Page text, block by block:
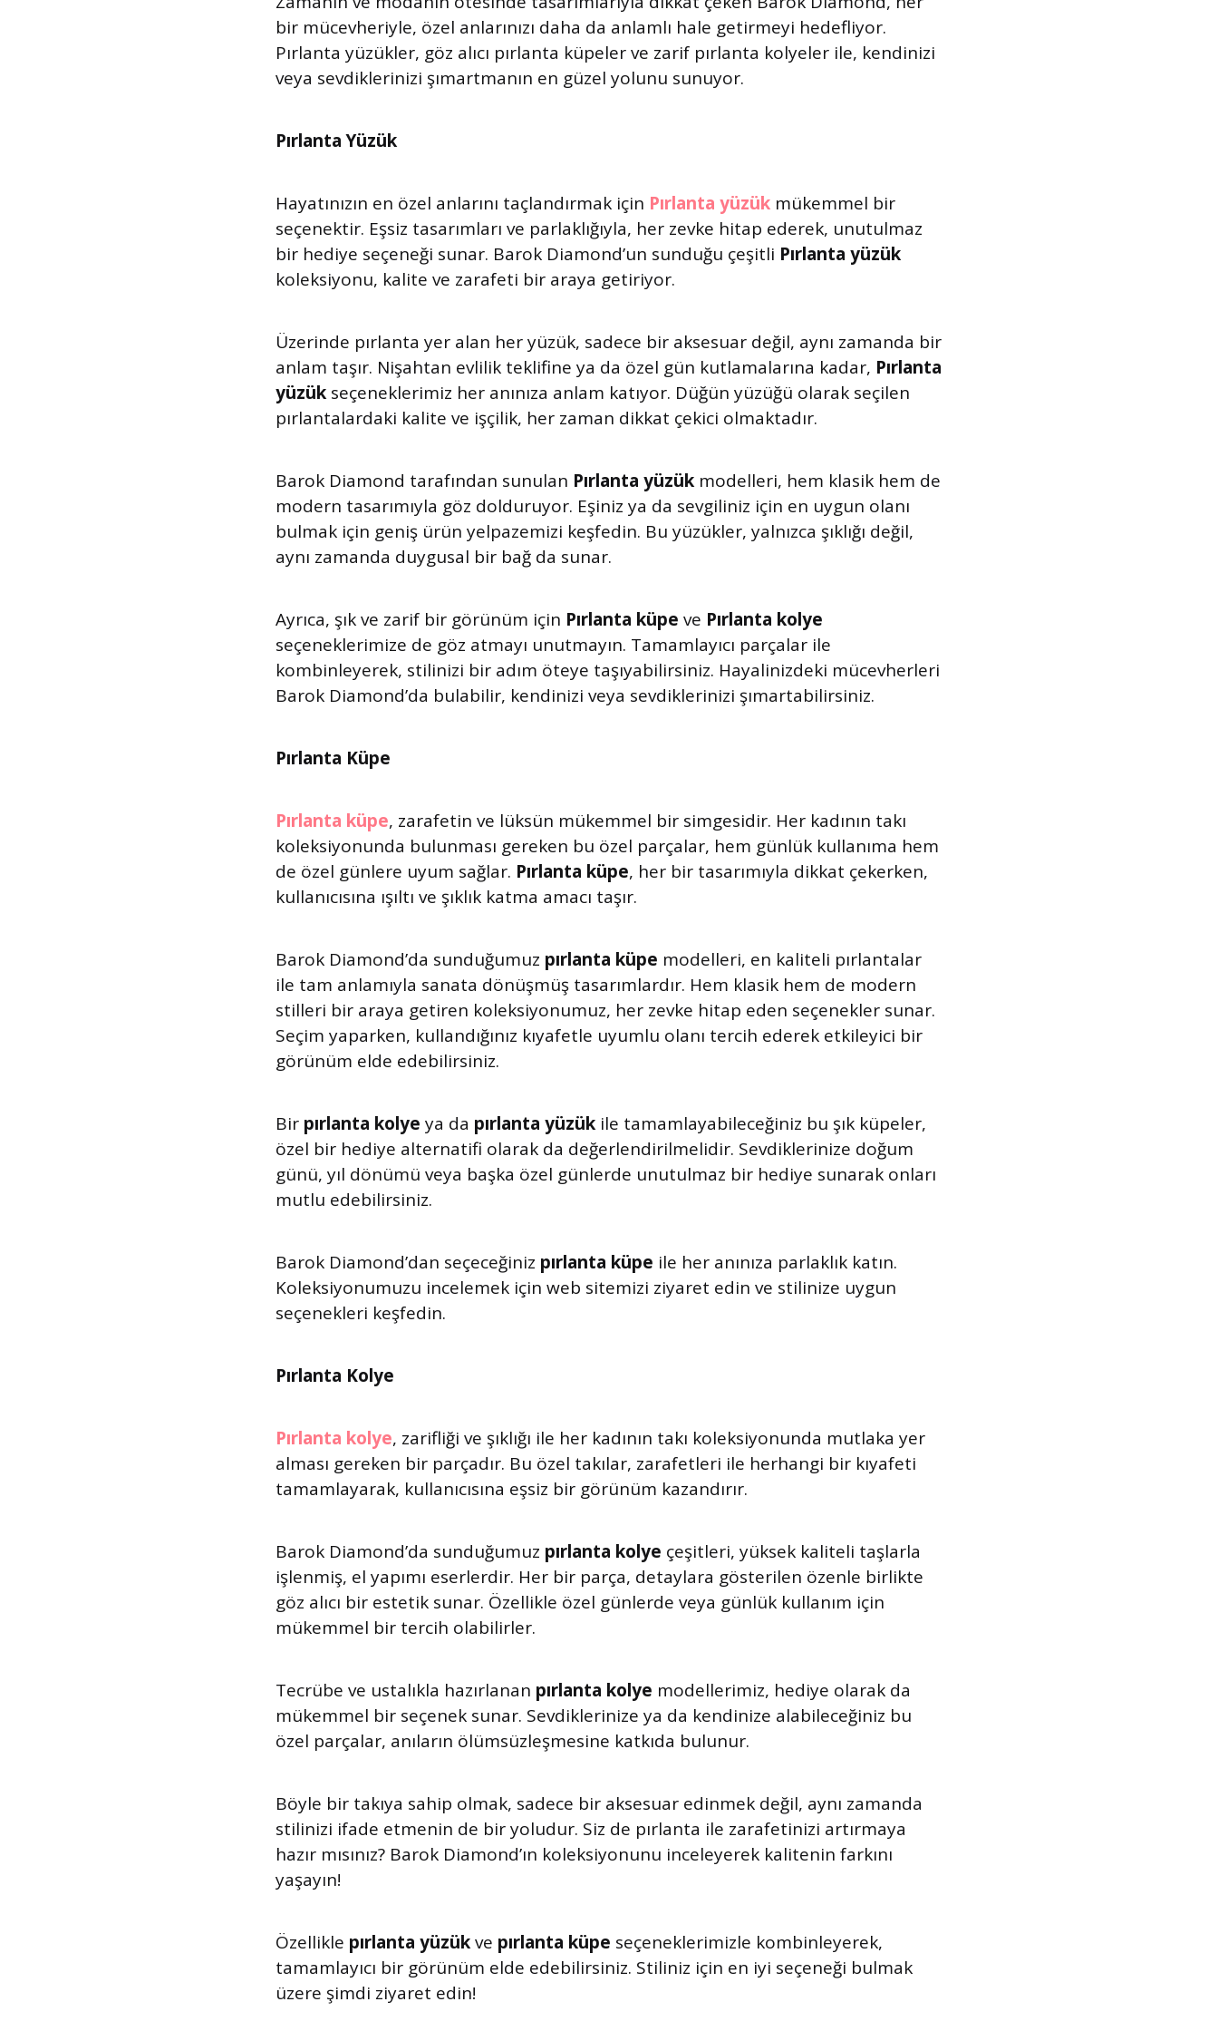
bir mücevheriyle, özel anlarınızı daha da anlamlı hale getirmeyi hedefliyor.
Pırlanta yüzükler, göz alıcı pırlanta küpeler ve zarif pırlanta kolyeler ile, kendinizi
veya sevdiklerinizi şımartmanın en güzel yolunu sunuyor.
Pırlanta Yüzük
Hayatınızın en özel anlarını taçlandırmak için Pırlanta yüzük mükemmel bir
seçenektir. Eşsiz tasarımları ve parlaklığıyla, her zevke hitap ederek, unutulmaz
bir hediye seçeneği sunar. Barok Diamond’un sunduğu çeşitli Pırlanta yüzük
koleksiyonu, kalite ve zarafeti bir araya getiriyor.
Üzerinde pırlanta yer alan her yüzük, sadece bir aksesuar değil, aynı zamanda bir
anlam taşır. Nişahtan evlilik teklifine ya da özel gün kutlamalarına kadar, Pırlanta
yüzük seçeneklerimiz her anınıza anlam katıyor. Düğün yüzüğü olarak seçilen
pırlantalardaki kalite ve işçilik, her zaman dikkat çekici olmaktadır.
Barok Diamond tarafından sunulan Pırlanta yüzük modelleri, hem klasik hem de
modern tasarımıyla göz dolduruyor. Eşiniz ya da sevgiliniz için en uygun olanı
bulmak için geniş ürün yelpazemizi keşfedin. Bu yüzükler, yalnızca şıklığı değil,
aynı zamanda duygusal bir bağ da sunar.
Ayrıca, şık ve zarif bir görünüm için Pırlanta küpe ve Pırlanta kolye
seçeneklerimize de göz atmayı unutmayın. Tamamlayıcı parçalar ile
kombinleyerek, stilinizi bir adım öteye taşıyabilirsiniz. Hayalinizdeki mücevherleri
Barok Diamond’da bulabilir, kendinizi veya sevdiklerinizi şımartabilirsiniz.
Pırlanta Küpe
Pırlanta küpe, zarafetin ve lüksün mükemmel bir simgesidir. Her kadının takı
koleksiyonunda bulunması gereken bu özel parçalar, hem günlük kullanıma hem
de özel günlere uyum sağlar. Pırlanta küpe, her bir tasarımıyla dikkat çekerken,
kullanıcısına ışıltı ve şıklık katma amacı taşır.
Barok Diamond’da sunduğumuz pırlanta küpe modelleri, en kaliteli pırlantalar
ile tam anlamıyla sanata dönüşmüş tasarımlardır. Hem klasik hem de modern
stilleri bir araya getiren koleksiyonumuz, her zevke hitap eden seçenekler sunar.
Seçim yaparken, kullandığınız kıyafetle uyumlu olanı tercih ederek etkileyici bir
görünüm elde edebilirsiniz.
Bir pırlanta kolye ya da pırlanta yüzük ile tamamlayabileceğiniz bu şık küpeler,
özel bir hediye alternatifi olarak da değerlendirilmelidir. Sevdiklerinize doğum
günü, yıl dönümü veya başka özel günlerde unutulmaz bir hediye sunarak onları
mutlu edebilirsiniz.
Barok Diamond’dan seçeceğiniz pırlanta küpe ile her anınıza parlaklık katın.
Koleksiyonumuzu incelemek için web sitemizi ziyaret edin ve stilinize uygun
seçenekleri keşfedin.
Pırlanta Kolye
Pırlanta kolye, zarifliği ve şıklığı ile her kadının takı koleksiyonunda mutlaka yer
alması gereken bir parçadır. Bu özel takılar, zarafetleri ile herhangi bir kıyafeti
tamamlayarak, kullanıcısına eşsiz bir görünüm kazandırır.
Barok Diamond’da sunduğumuz pırlanta kolye çeşitleri, yüksek kaliteli taşlarla
işlenmiş, el yapımı eserlerdir. Her bir parça, detaylara gösterilen özenle birlikte
göz alıcı bir estetik sunar. Özellikle özel günlerde veya günlük kullanım için
mükemmel bir tercih olabilirler.
Tecrübe ve ustalıkla hazırlanan pırlanta kolye modellerimiz, hediye olarak da
mükemmel bir seçenek sunar. Sevdiklerinize ya da kendinize alabileceğiniz bu
özel parçalar, anıların ölümsüzleşmesine katkıda bulunur.
Böyle bir takıya sahip olmak, sadece bir aksesuar edinmek değil, aynı zamanda
stilinizi ifade etmenin de bir yoludur. Siz de pırlanta ile zarafetinizi artırmaya
hazır mısınız? Barok Diamond’ın koleksiyonunu inceleyerek kalitenin farkını
yaşayın!
Özellikle pırlanta yüzükve pırlanta küpe seçeneklerimizle kombinleyerek,
tamamlayıcı bir görünüm elde edebilirsiniz. Stiliniz için en iyi seçeneği bulmak
üzere şimdi ziyaret edin!